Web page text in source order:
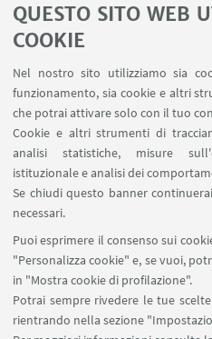
QUESTO SITO WEB
COOKIE
Nel nostro sito utilizziamo sia
funzionamento, sia cookie e altri
che potrai attivare solo con il tuo
Cookie e altri strumenti di
analisi statistiche, misure
istituzionale e analisi dei
Se chiudi questo banner
necessari.
Puoi esprimere il consenso sui
"Personalizza cookie" e, se vuoi,
in "Mostra cookie di profilazione".
Potrai sempre rivedere le tue
rientrando nella sezione
di Stati, tornati al centro
economico-politico prima
mondiale e poi con la
continente europeo, si
riferimento anche per
pubblico che riguarda la
evocate le altre due
compone il titolo di
Prìncipi. Analizziamoli di